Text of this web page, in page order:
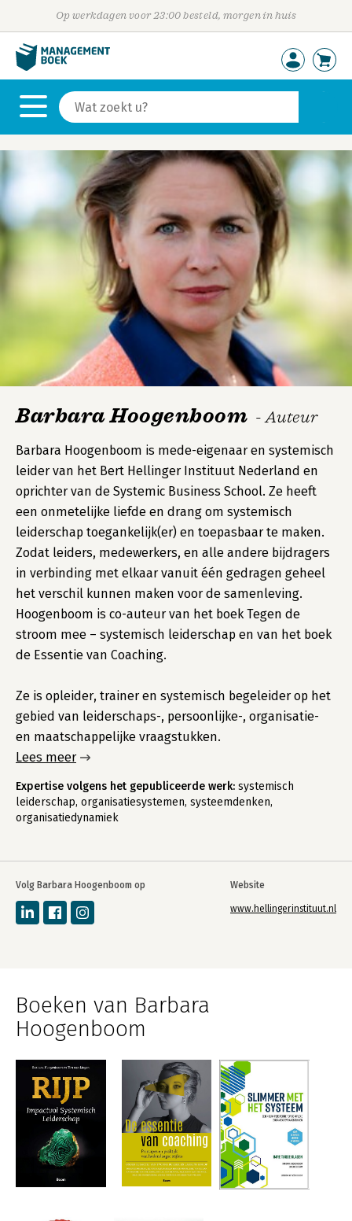
Op werkdagen voor 23:00 besteld, morgen in huis
Volg Barbara Hoogenboom op Website
www.hellingerinstituut.nl
Barbara Hoogenboom - Auteur
Barbara Hoogenboom is mede-eigenaar en systemisch
leider van het Bert Hellinger Instituut Nederland en
oprichter van de Systemic Business School. Ze heeft
een onmetelijke liefde en drang om systemisch
leiderschap toegankelijk(er) en toepasbaar te maken.
Zodat leiders, medewerkers, en alle andere bijdragers
in verbinding met elkaar vanuit één gedragen geheel
het verschil kunnen maken voor de samenleving.
Hoogenboom is co-auteur van het boek Tegen de
stroom mee – systemisch leiderschap en van het boek
de Essentie van Coaching.
Ze is opleider, trainer en systemisch begeleider op het
gebied van leiderschaps-, persoonlijke-, organisatie-
en maatschappelijke vraagstukken.
Lees meer
Expertise volgens het gepubliceerde werk: systemisch
leiderschap, organisatiesystemen, systeemdenken,
organisatiedynamiek
Boeken van Barbara
Hoogenboom